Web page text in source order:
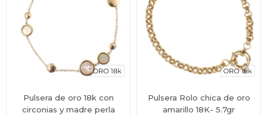
Pulsera de oro 18k con
circonias y madre perla
Pulsera Rolo chica de oro
amarillo 18K- 5.7gr